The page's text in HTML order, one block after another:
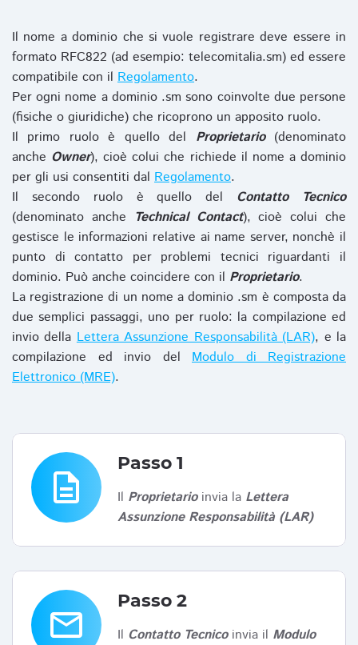
Il nome a dominio che si vuole registrare deve essere in
formato RFC822 (ad esempio: telecomitalia.sm) ed essere
compatibile con il Regolamento.
Per ogni nome a dominio .sm sono coinvolte due persone
(fisiche o giuridiche) che ricoprono un apposito ruolo.
Il primo ruolo è quello del Proprietario(denominato
anche Owner), cioè colui che richiede il nome a dominio
per gli usi consentiti dal Regolamento.
Il secondo ruolo è quello del Contatto Tecnico
(denominato anche Technical Contact), cioè colui che
gestisce le informazioni relative ai name server, nonchè il
punto di contatto per problemi tecnici riguardanti il
dominio. Può anche coincidere con il Proprietario.
La registrazione di un nome a dominio .sm è composta da
due semplici passaggi, uno per ruolo: la compilazione ed
invio dellaLettera Assunzione Responsabilità (LAR), e la
compilazione ed invio del Modulo di Registrazione
Elettronico (MRE).
description
Passo 1
Il Proprietarioinvia la Lettera
Assunzione Responsabilità (LAR)
email
Passo 2
Il Contatto Tecnicoinvia il Modulo